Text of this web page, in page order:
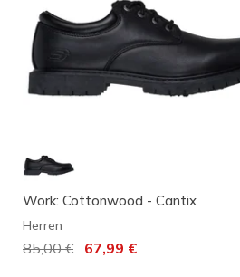
Work: Cottonwood - Cantix
Herren
Reduziert von
85,00 € auf
67,99 €